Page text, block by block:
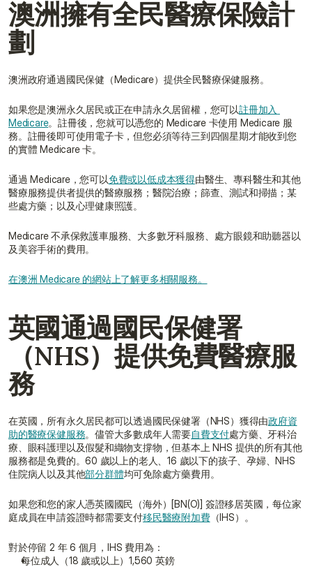
澳洲擁有全民醫療保險計
劃
澳洲政府通過國民保健（Medicare）提供全民醫療保健服務。
如果您是澳洲永久居民或正在申請永久居留權，您可以註冊加入
Medicare。註冊後，您就可以憑您的 Medicare 卡使用 Medicare 服
務。註冊後即可使用電子卡，但您必須等待三到四個星期才能收到您
的實體 Medicare 卡。
通過 Medicare，您可以免費或以低成本獲得由醫生、專科醫生和其他
醫療服務提供者提供的醫療服務；醫院治療；篩查、測試和掃描；某
些處方藥；以及心理健康照護。
Medicare 不承保救護車服務、大多數牙科服務、處方眼鏡和助聽器以
及美容手術的費用。
在澳洲 Medicare 的網站上了解更多相關服務。
英國通過國民保健署
（NHS）提供免費醫療服
務
在英國，所有永久居民都可以透過國民保健署（NHS）獲得由政府資
助的醫療保健服務。儘管大多數成年人需要自費支付處方藥、牙科治
療、眼科護理以及假髮和織物支撐物，但基本上 NHS 提供的所有其他
服務都是免費的。60 歲以上的老人、16 歲以下的孩子、孕婦、NHS
住院病人以及其他部分群體均可免除處方藥費用。
如果您和您的家人憑英國國民（海外）[BN(O)] 簽證移居英國，每位家
庭成員在申請簽證時都需要支付移民醫療附加費（IHS）。
對於停留 2 年 6 個月，IHS 費用為：
每位成人（18 歲或以上）1,560 英鎊